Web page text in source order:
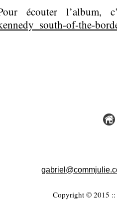
écouter
of-the-
Copyright © 2015 ::